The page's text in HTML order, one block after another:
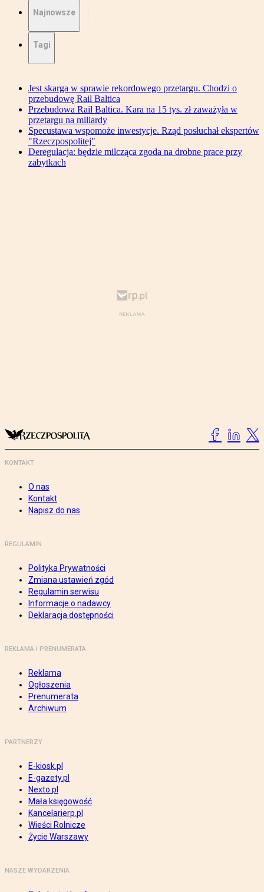
Najnowsze
Tagi
Jest skarga w sprawie rekordowego przetargu. Chodzi o
przebudowę Rail Baltica
Przebudowa Rail Baltica. Kara na 15 tys. zł zaważyła w
przetargu na miliardy
Specustawa wspomoże inwestycje. Rząd posłuchał ekspertów
"Rzeczpospolitej"
Deregulacja: będzie milcząca zgoda na drobne prace przy
zabytkach
KONTAKT
O nas
Kontakt
Napisz do nas
REGULAMIN
Polityka Prywatności
Zmiana ustawień zgód
Regulamin serwisu
Informacje o nadawcy
Deklaracja dostępności
REKLAMA I PRENUMERATA
Reklama
Ogłoszenia
Prenumerata
Archiwum
PARTNERZY
E-kiosk.pl
E-gazety.pl
Nexto.pl
Mała księgowość
Kancelarierp.pl
Wieści Rolnicze
Życie Warszawy
NASZE WYDARZENIA